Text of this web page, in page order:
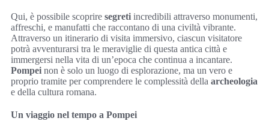
Qui, è possibile scoprire segreti incredibili attraverso monumenti,
affreschi, e manufatti che raccontano di una civiltà vibrante.
Attraverso un itinerario di visita immersivo, ciascun visitatore
potrà avventurarsi tra le meraviglie di questa antica città e
immergersi nella vita di un’epoca che continua a incantare.
Pompei non è solo un luogo di esplorazione, ma un vero e
proprio tramite per comprendere le complessità della archeologia
e della cultura romana.
Un viaggio nel tempo a Pompei